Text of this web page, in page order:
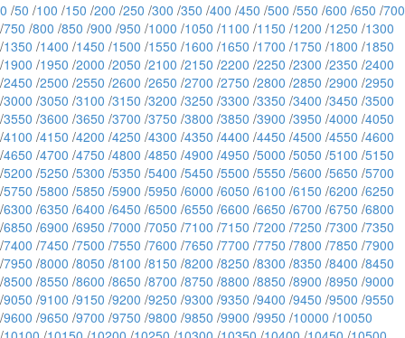
0 /50 /100 /150 /200 /250 /300 /350 /400 /450 /500 /550 /600 /650 /700
/750 /800 /850 /900 /950 /1000 /1050 /1100 /1150 /1200 /1250 /1300
/1350 /1400 /1450 /1500 /1550 /1600 /1650 /1700 /1750 /1800 /1850
/1900 /1950 /2000 /2050 /2100 /2150 /2200 /2250 /2300 /2350 /2400
/2450 /2500 /2550 /2600 /2650 /2700 /2750 /2800 /2850 /2900 /2950
/3000 /3050 /3100 /3150 /3200 /3250 /3300 /3350 /3400 /3450 /3500
/3550 /3600 /3650 /3700 /3750 /3800 /3850 /3900 /3950 /4000 /4050
/4100 /4150 /4200 /4250 /4300 /4350 /4400 /4450 /4500 /4550 /4600
/4650 /4700 /4750 /4800 /4850 /4900 /4950 /5000 /5050 /5100 /5150
/5200 /5250 /5300 /5350 /5400 /5450 /5500 /5550 /5600 /5650 /5700
/5750 /5800 /5850 /5900 /5950 /6000 /6050 /6100 /6150 /6200 /6250
/6300 /6350 /6400 /6450 /6500 /6550 /6600 /6650 /6700 /6750 /6800
/6850 /6900 /6950 /7000 /7050 /7100 /7150 /7200 /7250 /7300 /7350
/7400 /7450 /7500 /7550 /7600 /7650 /7700 /7750 /7800 /7850 /7900
/7950 /8000 /8050 /8100 /8150 /8200 /8250 /8300 /8350 /8400 /8450
/8500 /8550 /8600 /8650 /8700 /8750 /8800 /8850 /8900 /8950 /9000
/9050 /9100 /9150 /9200 /9250 /9300 /9350 /9400 /9450 /9500 /9550
/9600 /9650 /9700 /9750 /9800 /9850 /9900 /9950 /10000 /10050